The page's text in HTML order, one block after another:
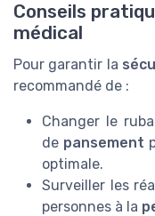
Conseils
médical
Pour garantir la
recommandé de :
Changer le
de pansement
optimale.
Surveiller les
personnes à la